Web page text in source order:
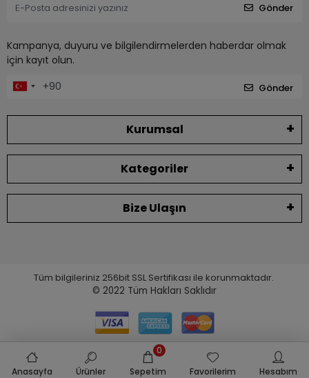
Gönder
Kampanya, duyuru ve bilgilendirmelerden haberdar olmak
için kayıt olun.
Gönder
Kurumsal
Kategoriler
Bize Ulaşın
Tüm bilgileriniz 256bit SSL Sertifikası ile korunmaktadır.
© 2022 Tüm Hakları Saklıdır
Anasayfa Ürünler Sepetim
0
Favorilerim
Hesabım